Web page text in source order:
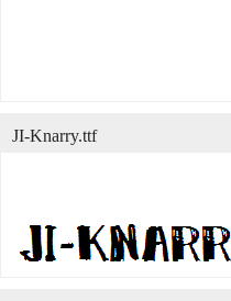
JI-Knarry.ttf